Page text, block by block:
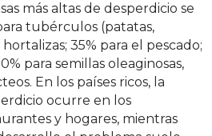
más altas de desperdicio se
tubérculos (patatas,
35% para el pescado;
para semillas oleaginosas,
En los países ricos, la
ocurre en los
y hogares, mientras